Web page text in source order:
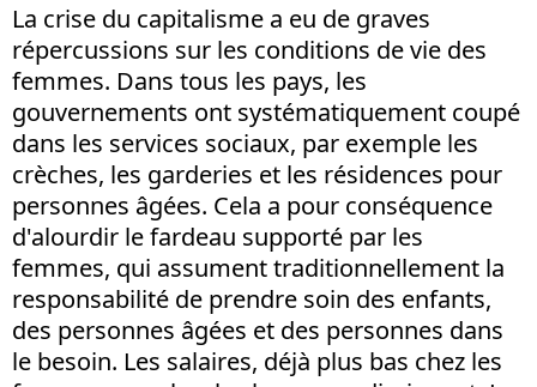
La crise du capitalisme a eu de graves
répercussions sur les conditions de vie des
femmes. Dans tous les pays, les
gouvernements ont systématiquement coupé
dans les services sociaux, par exemple les
crèches, les garderies et les résidences pour
personnes âgées. Cela a pour conséquence
d'alourdir le fardeau supporté par les
femmes, qui assument traditionnellement la
responsabilité de prendre soin des enfants,
des personnes âgées et des personnes dans
le besoin. Les salaires, déjà plus bas chez les